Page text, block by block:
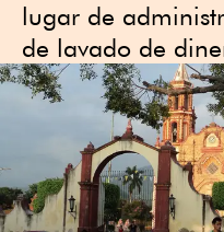
lugar de
de lavado de